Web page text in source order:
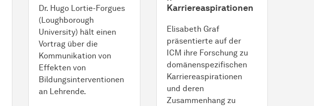
Dr. Hugo Lortie-Forgues
(Loughborough
University) hält einen
Vortrag über die
Kommunikation von
Effekten von
Bildungsinterventionen
an Lehrende.
Karriereaspirationen
Elisabeth Graf
präsentierte auf der
ICM ihre Forschung zu
domänenspezifischen
Karriereaspirationen
und deren
Zusammenhang zu